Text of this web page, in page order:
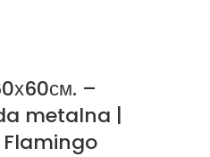
–
metalna |